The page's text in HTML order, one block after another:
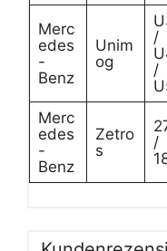
Merc
edes
-
Benz
Unim
og
/
/
Merc
edes
-
Benz
Zetro
s
/